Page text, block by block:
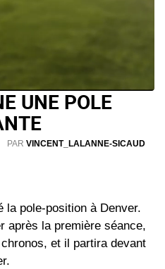
UNE POLE
PAR VINCENT_LALANNE-SICAUD
la pole-position à Denver.
après la première séance,
et il partira devant